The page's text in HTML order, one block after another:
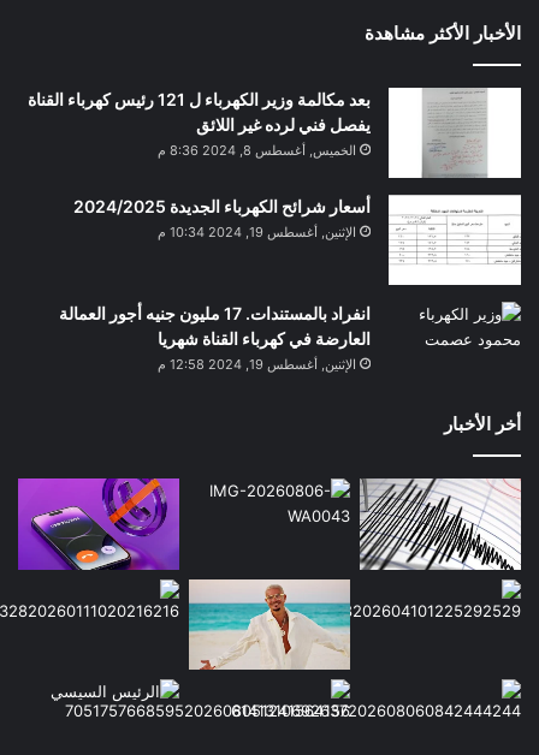
الأخبار الأكثر مشاهدة
بعد مكالمة وزير الكهرباء ل 121 رئيس كهرباء القناة
يفصل فني لرده غير اللائق
الخميس, أغسطس 8, 2024 8:36 م
أسعار شرائح الكهرباء الجديدة 2024/2025
الإثنين, أغسطس 19, 2024 10:34 م
انفراد بالمستندات. 17 مليون جنيه أجور العمالة
العارضة في كهرباء القناة شهريا
الإثنين, أغسطس 19, 2024 12:58 م
أخر الأخبار